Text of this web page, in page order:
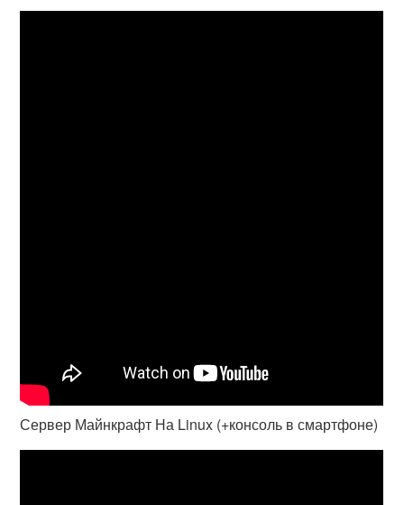
Сервер Майнкрафт На Linux (+консоль в смартфоне)